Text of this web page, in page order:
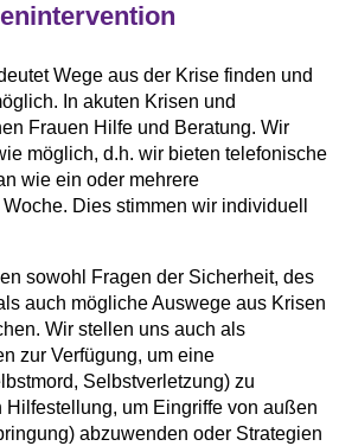
Wege aus der Krise finden und
In akuten Krisen und
Frauen Hilfe und Beratung. Wir
möglich, d.h. wir bieten telefonische
wie ein oder mehrere
Dies stimmen wir individuell
sowohl Fragen der Sicherheit, des
auch mögliche Auswege aus Krisen
Wir stellen uns auch als
zur Verfügung, um eine
Selbstverletzung) zu
Hilfestellung, um Eingriffe von außen
abzuwenden oder Strategien